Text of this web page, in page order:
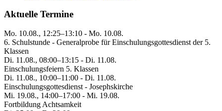
Aktuelle Termine
Mo. 10.08., 12:25–13:10 - Mo. 10.08.
6. Schulstunde - Generalprobe für Einschulungsgottesdienst der 5.
Klassen
Di. 11.08., 08:00–13:15 - Di. 11.08.
Einschulungsfeiern 5. Klassen
Di. 11.08., 10:00–11:00 - Di. 11.08.
Einschulungsgottesdienst - Josephskirche
Mi. 19.08., 14:00–17:00 - Mi. 19.08.
Fortbildung Achtsamkeit